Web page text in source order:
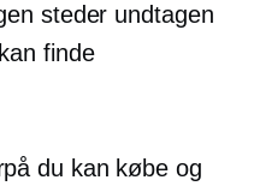
steder undtagen
finde
du kan købe og